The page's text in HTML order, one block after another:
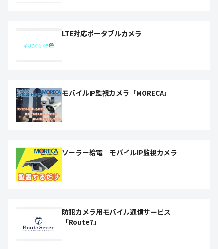
LTE対応ポータブルカメラ
モバイルIP監視カメラ「MORECA」
ソーラー給電 モバイルIP監視カメラ
防犯カメラ用モバイル通信サービス
「Route7」